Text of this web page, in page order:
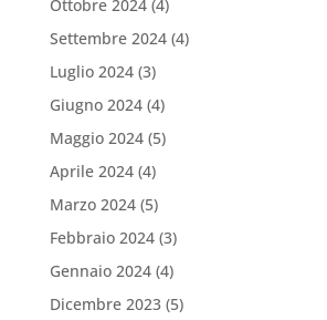
Ottobre 2024(4)
Settembre 2024(4)
Luglio 2024(3)
Giugno 2024(4)
Maggio 2024(5)
Aprile 2024(4)
Marzo 2024(5)
Febbraio 2024(3)
Gennaio 2024(4)
Dicembre 2023(5)